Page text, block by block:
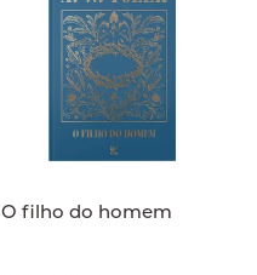
O filho do homem